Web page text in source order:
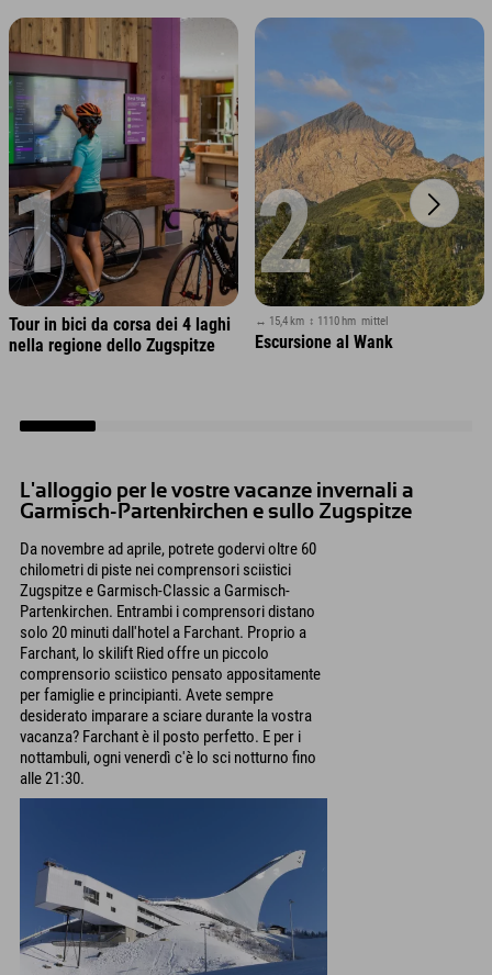
1
Tour in bici da corsa dei 4 laghi
nella regione dello Zugspitze
2
↔ 15,4 km ↕ 1110 hm mittel
Escursione al Wank
L'alloggio per le vostre vacanze invernali a
Garmisch-Partenkirchen e sullo Zugspitze
Da novembre ad aprile, potrete godervi oltre 60
chilometri di piste nei comprensori sciistici
Zugspitze e Garmisch-Classic a Garmisch-
Partenkirchen. Entrambi i comprensori distano
solo 20 minuti dall'hotel a Farchant. Proprio a
Farchant, lo skilift Ried offre un piccolo
comprensorio sciistico pensato appositamente
per famiglie e principianti. Avete sempre
desiderato imparare a sciare durante la vostra
vacanza? Farchant è il posto perfetto. E per i
nottambuli, ogni venerdì c'è lo sci notturno fino
alle 21:30.